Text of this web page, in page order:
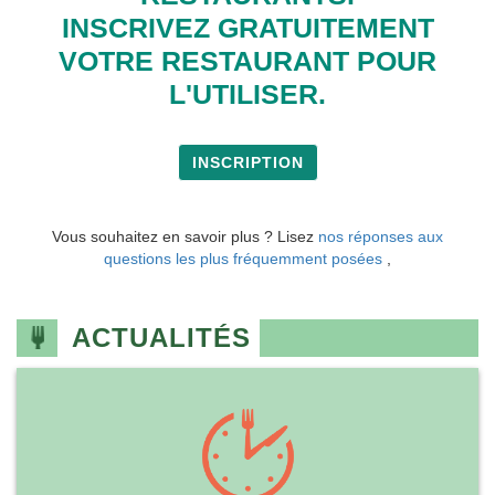
INSCRIVEZ GRATUITEMENT
VOTRE RESTAURANT POUR
L'UTILISER.
INSCRIPTION
Vous souhaitez en savoir plus ? Lisez nos réponses aux
questions les plus fréquemment posées
ACTUALITÉS